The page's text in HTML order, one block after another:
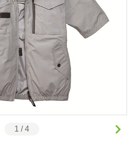
1 / 4